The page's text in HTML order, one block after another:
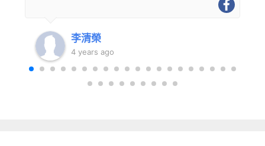
李清榮
4 years ago